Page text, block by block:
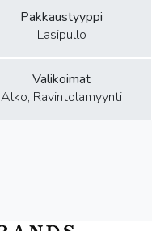
Pakkaustyyppi
Lasipullo
Valikoimat
Alko, Ravintolamyynti